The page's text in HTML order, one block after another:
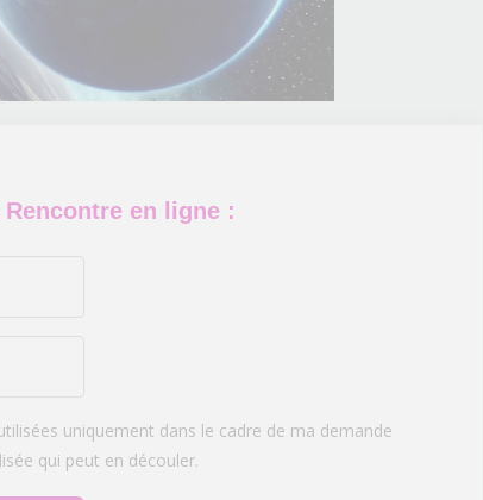
en ligne :
uniquement dans le cadre de ma demande
qui peut en découler.